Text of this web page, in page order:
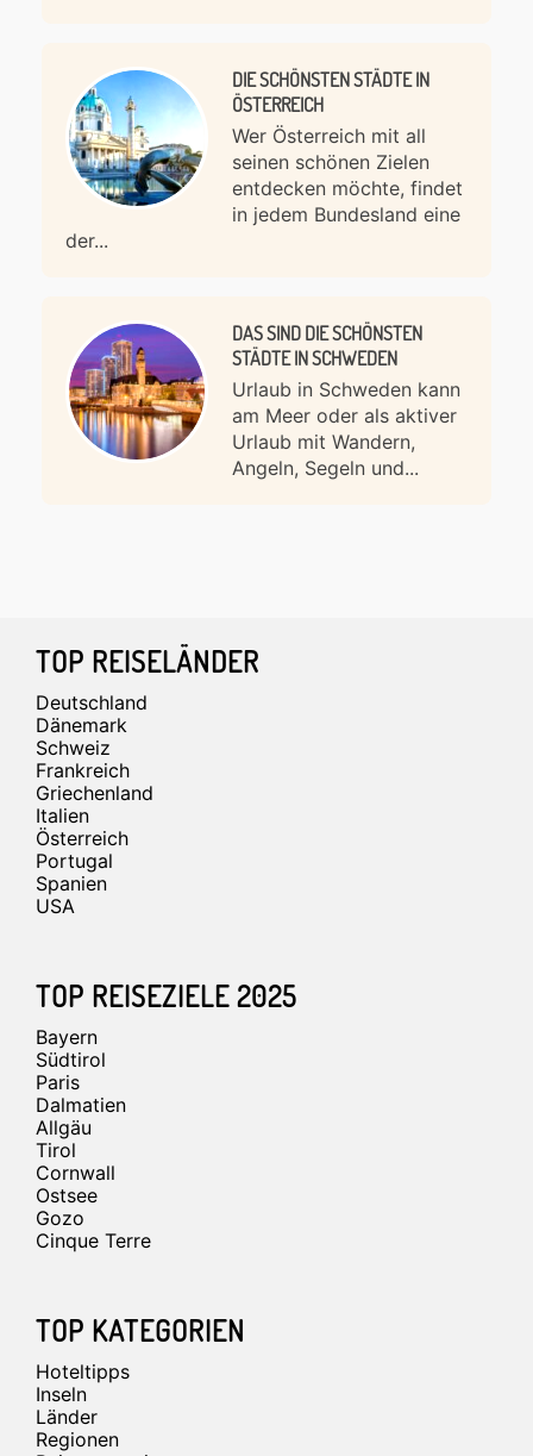
DIE SCHÖNSTEN STÄDTE IN
ÖSTERREICH
Wer Österreich mit all
seinen schönen Zielen
entdecken möchte, findet
in jedem Bundesland eine
der...
DAS SIND DIE SCHÖNSTEN
STÄDTE IN SCHWEDEN
Urlaub in Schweden kann
am Meer oder als aktiver
Urlaub mit Wandern,
Angeln, Segeln und...
Footer
TOP REISELÄNDER
Deutschland
Dänemark
Schweiz
Frankreich
Griechenland
Italien
Österreich
Portugal
Spanien
USA
TOP REISEZIELE 2025
Bayern
Südtirol
Paris
Dalmatien
Allgäu
Tirol
Cornwall
Ostsee
Gozo
Cinque Terre
TOP KATEGORIEN
Hoteltipps
Inseln
Länder
Regionen